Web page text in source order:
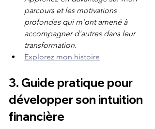
parcours et les motivations
profondes qui m’ont amené à
accompagner d'autres dans leur
transformation.
Explorez mon histoire
3. Guide pratique pour
développer son intuition
financière